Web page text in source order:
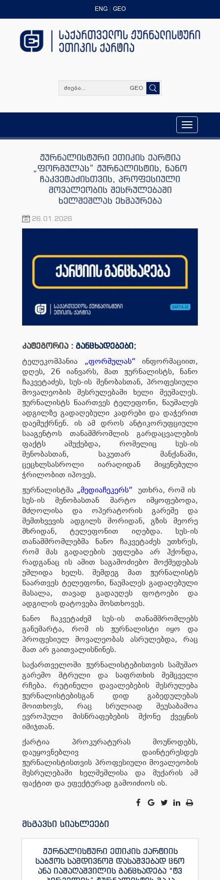
ENG GEO
GEO
Toggle
navigation
ჟურნალისტური ეთიკის ქარტია
„ფორმულას“ ჟურნალისტის, ნანო
ჩაკვეტაძისთვის, პროფესიული
მოვალეობის შესრულებაში
ხელშეშლას ეხმაურება
26.01.2026
კატეგორია : განცხადებები;
ტელეკომპანია „ფორმულას“ ინფორმაციით,
დღეს, 26 იანვარს, მათ ჟურნალისტს, ნანო
ჩაკვეტაძეს, სუს-ის შენობასთან, პროფესიული
მოვალეობის შესრულებაში ხელი შეუშალეს.
ჟურნალისტს წაართვეს ტელეფონი, წაუშალეს
ადგილზე გადაღებული კადრები და დაჭერით
დაემუქრნენ. ის ამ დროს ანტიკორუფციული
სააგენტოს თანამშრომლის გარდაცვალების
ფაქტს აშუქებდა, რომელიც სუს-ის
შენობასთან, საკუთარ მანქანაში,
ცეცხლსასროლი იარაღიდან მიყენებული
ჭრილობით იპოვეს.
ჟურნალისტმა „მედიაჩეკერს“ უთხრა, რომ ის
სუს-ის შენობასთან მარტო იმყოფებოდა,
მძღოლისა და ოპერატორის გარეშე და
შემთხვევის ადგილს შორიდან, გზის მეორე
მხრიდან, ტელეფონით იღებდა. სუს-ის
თანამშრომლებმა ნანო ჩაკვეტაძეს უთხრეს,
რომ მას გადაღების უფლება არ ჰქონდა,
რადგანაც ის ამით საგამოძიებო მოქმედებას
უშლიდა ხელს. შემდეგ მათ ჟურნალისტს
წაართვეს ტელეფონი, წაუშალეს გადაღებული
მასალა, თავად გადაუღეს ფოტოები და
ადგილის დატოვება მოსთხოვეს.
ნანო ჩაკვეტაძემ სუს-ის თანამშრომლებს
განუმარტა, რომ ის ჟურნალისტი იყო და
პროფესიულ მოვალეობას ასრულებდა, რაც
მათ არ გაითვალისწინეს.
საქართველოში ჟურნალისტებისთვის სამუშაო
გარემო მტრული და საფრთხის შემცველი
რჩება. რუტინული დავალებების შესრულება
ჟურნალისტებისგან დიდ გაბედულებას
მოითხოვს, რაც სრულიად შეუსაბამოა
ევროპული მისწრაფებების მქონე ქვეყნის
იმიჯთან.
ქარტია პროკურატურას მოუწოდებს,
დაუყოვნებლივ დაინტერესდეს
ჟურნალისტისთვის პროფესიული მოვალეობის
შესრულებაში ხელშეშლისა და მუქარის ამ
ფაქტით და ეფექტურად გამოიძიოს ის.
მსგავსი სიახლეები
ჟურნალისტური ეთიკის ქარტიის
საბჭოს სამდივნომ დასაშვებად ცნო
ანა იაშაღაშვილის განცხადება “ტვ